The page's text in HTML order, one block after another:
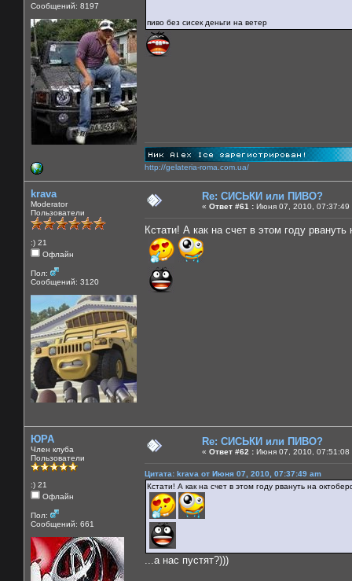
Сообщений: 8197
пиво без сисек деньги на ветер
http://gelateria-roma.com.ua/
krava
Moderator
Пользователи
:) 21
Офлайн
Пол:
Сообщений: 3120
Re: СИСЬКИ или ПИВО?
« Ответ #61 : Июня 07, 2010, 07:37:49
Кстати! А как на счет в этом году рвануть
ЮРА
Член клуба
Пользователи
:) 21
Офлайн
Пол:
Сообщений: 661
Re: СИСЬКИ или ПИВО?
« Ответ #62 : Июня 07, 2010, 07:51:08
Цитата: krava от Июня 07, 2010, 07:37:49 am
Кстати! А как на счет в этом году рвануть на
...а нас пустят?)))